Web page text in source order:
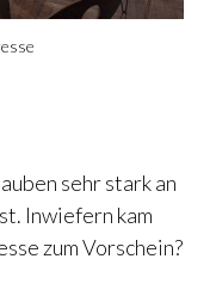
sehr stark an
Inwiefern kam
zum Vorschein?